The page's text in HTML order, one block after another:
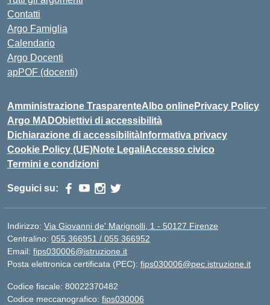
Contatti
Argo Famiglia
Calendario
Argo Docenti
apPOF (docenti)
Amministrazione TrasparenteAlbo onlinePrivacy Policy
Argo MADObiettivi di accessibilità
Dichiarazione di accessibilità Informativa privacy
Cookie Policy (UE)Note LegaliAccesso civico
Termini e condizioni
Seguici su:
Indirizzo: Via Giovanni de' Marignolli, 1 - 50127 Firenze
Centralino: 055 366951 / 055 366952
Email: fips030006@istruzione.it
Posta elettronica certificata (PEC): fips030006@pec.istruzione.it
Codice fiscale: 80022370482
Codice meccanografico: fips030006